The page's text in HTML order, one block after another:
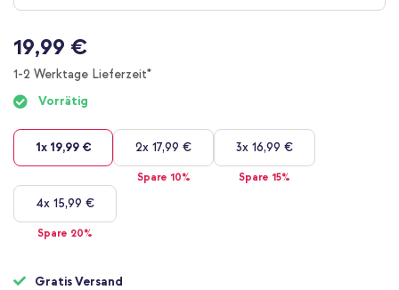
Bildgalerie
19,99 €
1-2 Werktage Lieferzeit*
Vorrätig
1x 19,99 € 2x 17,99 €
Spare 10%
3x 16,99 €
Spare 15%
4x 15,99 €
Spare 20%
Gratis Versand